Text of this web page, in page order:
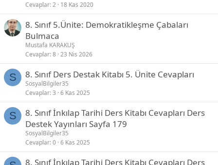
t
Cevaplar 2 18 Kas 2020
8. Sınıf 5.Ünite: Demokratikleşme Çabaları
Bulmaca
Mustafa KARAKUŞ
Cevaplar 8 23 Nis 2026
S 8. Sınıf Ders Destak Kitabı 5. Ünite Cevapları
SosyalBilgiler35
Cevaplar 3 6 Kas 2025
S
8. Sınıf İnkılap Tarihi Ders Kitabı Cevapları Ders
Destek Yayınları Sayfa 179
SosyalBilgiler35
Cevaplar 0 6 Kas 2025
8. Sınıf İnkılap Tarihi Ders Kitabı Cevapları Ders